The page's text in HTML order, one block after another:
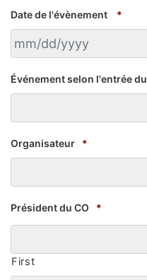
Date de l'évènement *
Événement selon l'entrée
Organisateur *
Président du CO *
First